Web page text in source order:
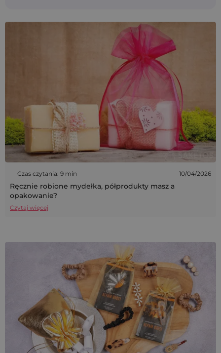
Czas czytania: 9 min 10/04/2026
Ręcznie robione mydełka, półprodukty masz a
opakowanie?
Czytaj więcej